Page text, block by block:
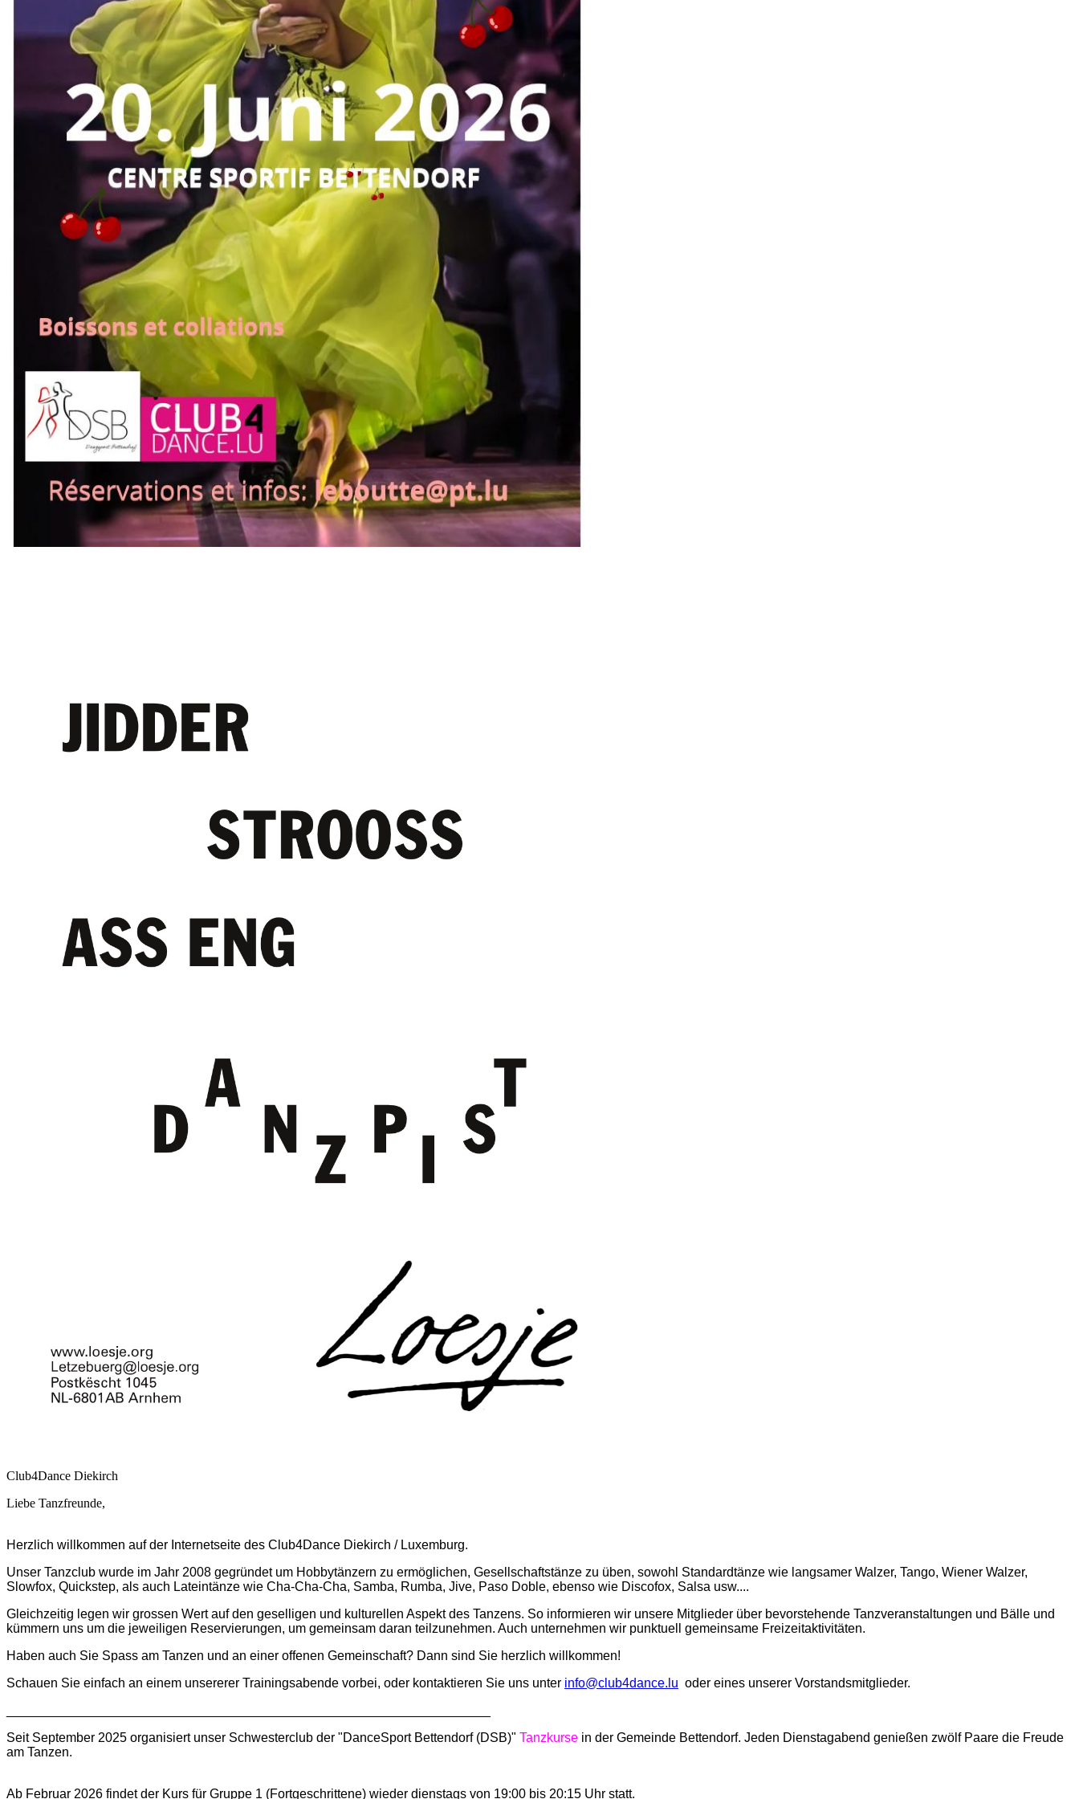
Club4Dance Diekirch
Liebe Tanzfreunde,
Herzlich willkommen auf der Internetseite des Club4Dance Diekirch / Luxemburg.
Unser Tanzclub wurde im Jahr 2008 gegründet um Hobbytänzern zu ermöglichen, Gesellschaftstänze zu üben, sowohl Standardtänze wie langsamer Walzer, Tango, Wiener Walzer,
Slowfox, Quickstep, als auch Lateintänze wie Cha-Cha-Cha, Samba, Rumba, Jive, Paso Doble, ebenso wie Discofox, Salsa usw....
Gleichzeitig legen wir grossen Wert auf den geselligen und kulturellen Aspekt des Tanzens. So informieren wir unsere Mitglieder über bevorstehende Tanzveranstaltungen und Bälle und
kümmern uns um die jeweiligen Reservierungen, um gemeinsam daran teilzunehmen. Auch unternehmen wir punktuell gemeinsame Freizeitaktivitäten.
Haben auch Sie Spass am Tanzen und an einer offenen Gemeinschaft? Dann sind Sie herzlich willkommen!
Schauen Sie einfach an einem unsererer Trainingsabende vorbei, oder kontaktieren Sie uns unter info@club4dance.lu oder eines unserer Vorstandsmitglieder.
Seit September 2025 organisiert unser Schwesterclub der "DanceSport Bettendorf (DSB)" Tanzkurse in der Gemeinde Bettendorf. Jeden Dienstagabend genießen zwölf Paare die Freude
am Tanzen.
Ab Februar 2026 findet der Kurs für Gruppe 1 (Fortgeschrittene) wieder dienstags von 19:00 bis 20:15 Uhr statt.